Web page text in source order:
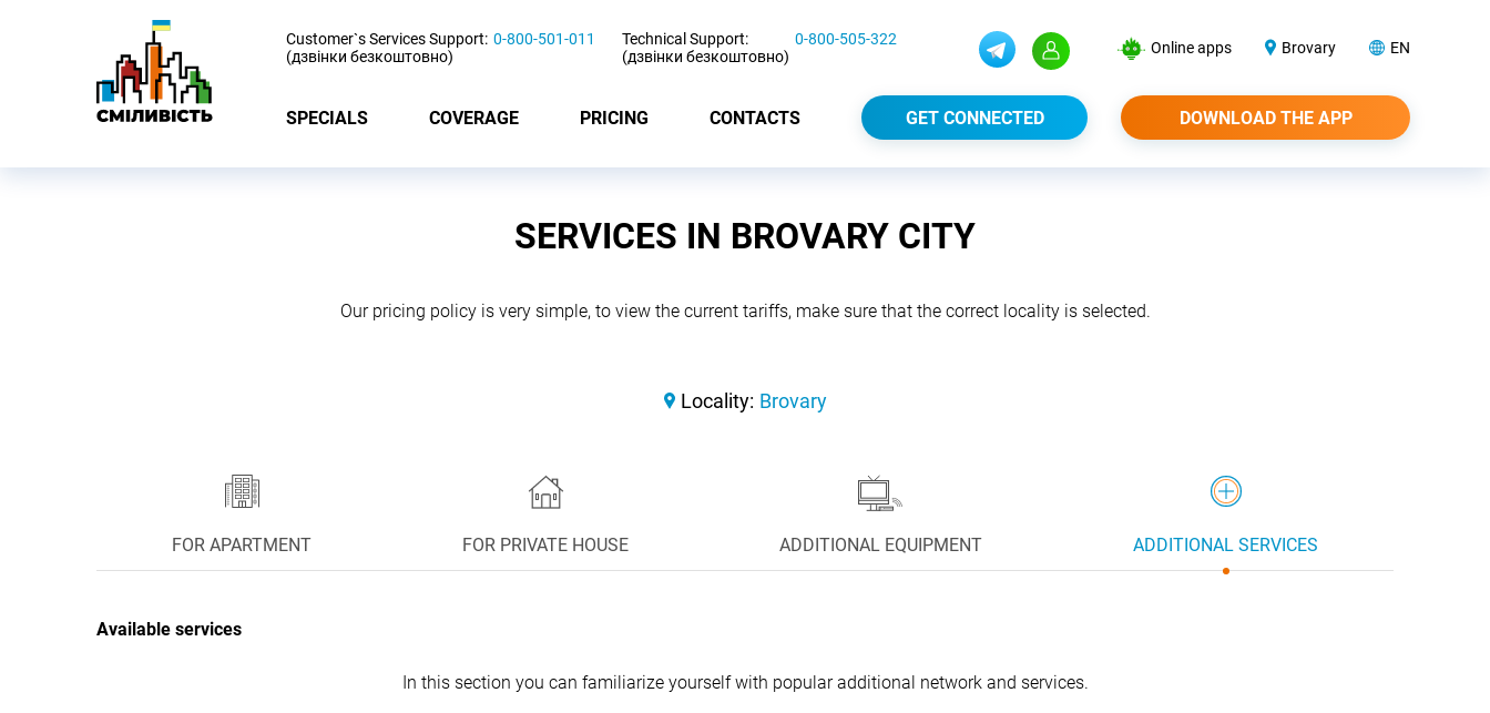
Customer`s Services Support:
(дзвінки безкоштовно)
0-800-501-011
Technical Support:
(дзвінки безкоштовно)
0-800-505-322 Online apps Brovary EN
SPECIALS COVERAGE PRICING CONTACTS GET CONNECTED DOWNLOAD THE APP
SERVICES IN BROVARY CITY
Our pricing policy is very simple, to view the current tariffs, make sure that the correct locality is selected.
Locality: Brovary
FOR APARTMENT FOR PRIVATE HOUSE ADDITIONAL EQUIPMENT ADDITIONAL SERVICES
Available services
In this section you can familiarize yourself with popular additional network and services.